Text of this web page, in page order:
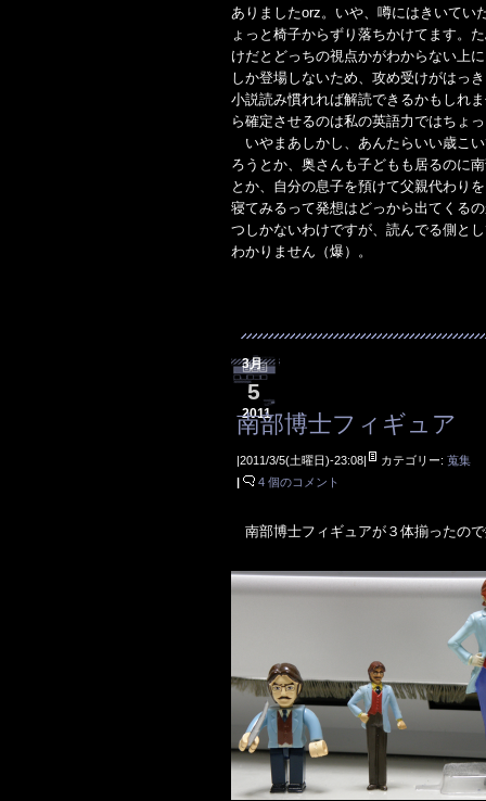
ありましたorz。いや、噂にはきいてい
ょっと椅子からずり落ちかけてます。
けだとどっちの視点かがわからない上
しか登場しないため、攻め受けがはっ
小説読み慣れれば解読できるかもしれ
ら確定させるのは私の英語力ではちょ
いやまあしかし、あんたらいい歳こ
ろうとか、奥さんも子どもも居るのに
とか、自分の息子を預けて父親代わり
寝てみるって発想はどっから出てくる
つしかないわけですが、読んでる側と
わかりません（爆）。
3月
5
2011
南部博士フィギュア
|2011/3/5(土曜日)-23:08| カテゴリー:蒐集
|
4 個のコメント
南部博士フィギュアが３体揃ったの